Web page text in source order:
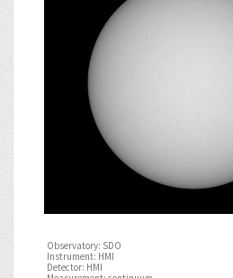
Observatory: SDO
Instrument: HMI
Detector: HMI